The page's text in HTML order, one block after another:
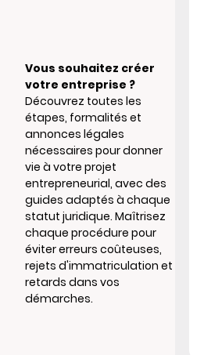
Vous souhaitez créer
votre entreprise ?
Découvrez toutes les
étapes, formalités et
annonces légales
nécessaires pour donner
vie à votre projet
entrepreneurial, avec des
guides adaptés à chaque
statut juridique. Maîtrisez
chaque procédure pour
éviter erreurs coûteuses,
rejets d'immatriculation et
retards dans vos
démarches.